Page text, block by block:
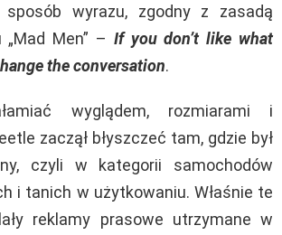
sposób wyrazu, zgodny z zasadą
Men” – If you don’t like what
the conversation.
wyglądem, rozmiarami i
zaczął błyszczeć tam, gdzie był
czyli w kategorii samochodów
i tanich w użytkowaniu. Właśnie te
reklamy prasowe utrzymane w